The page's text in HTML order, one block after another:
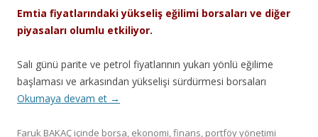
Emtia fiyatlarındaki yükseliş eğilimi borsaları ve diğer
piyasaları olumlu etkiliyor.
Salı günü parite ve petrol fiyatlarının yukarı yönlü eğilime
başlaması ve arkasından yükselişi sürdürmesi borsaları
Okumaya devam et →
Faruk BAKAÇ içinde borsa, ekonomi,finans, portföy yönetimi